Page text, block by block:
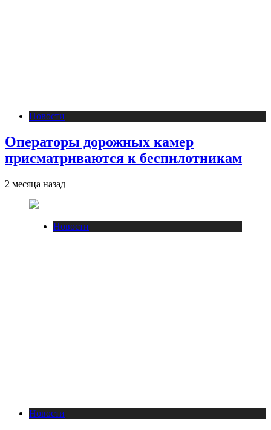
Новости
Операторы дорожных камер
присматриваются к беспилотникам
2 месяца назад
Новости
Новости